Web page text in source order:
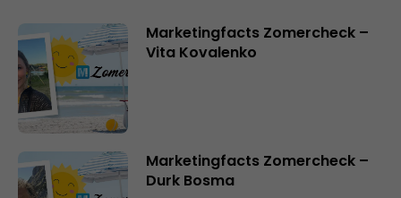
Marketingfacts Zomercheck –
Vita Kovalenko
Marketingfacts Zomercheck –
Durk Bosma